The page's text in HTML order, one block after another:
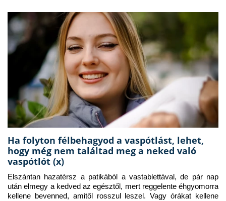
Ha folyton félbehagyod a vaspótlást, lehet,
hogy még nem találtad meg a neked való
vaspótlót (x)
Elszántan hazatérsz a patikából a vastablettával, de pár nap
után elmegy a kedved az egésztől, mert reggelente éhgyomorra
kellene bevenned, amitől rosszul leszel. Vagy órákat kellene